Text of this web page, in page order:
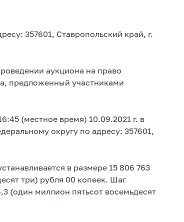
357601, Ставропольский край, г.
аукциона на право
предложенный участниками
(местное время) 10.09.2021 г. в
округу по адресу: 357601,
в размере 15 806 763
три) рубля 00 копеек. Шаг
(один миллион пятьсот восемьдесят